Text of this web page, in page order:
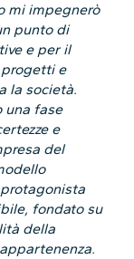
mi impegnerò
punto di
e per il
e
la società.
una fase
e
del
fondato su
della